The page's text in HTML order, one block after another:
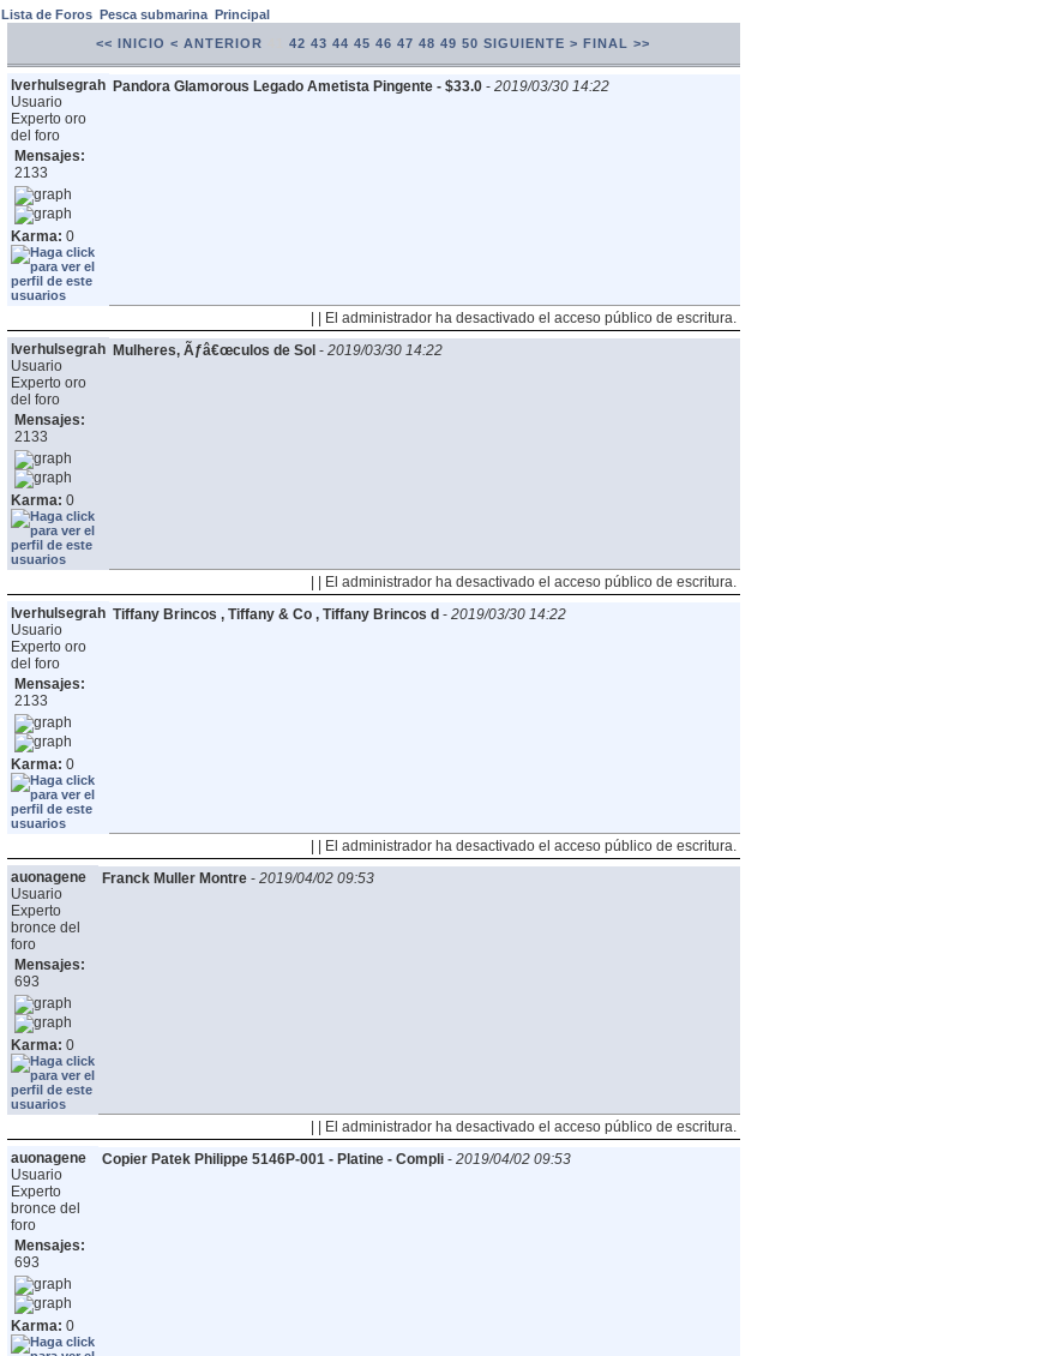
Lista de Foros Pesca submarina Principal
<< INICIO < ANTERIOR 42 43 44 45 46 47 48 49 50 SIGUIENTE > FINAL >>
lverhulsegrah
Usuario
Experto oro
del foro
Mensajes:
2133
Karma: 0
Pandora Glamorous Legado Ametista Pingente - $33.0- 2019/03/30 14:22
| | El administrador ha desactivado el acceso público de escritura.
lverhulsegrah
Usuario
Experto oro
del foro
Mensajes:
2133
Karma: 0
Mulheres, Ãƒâ€œculos de Sol - 2019/03/30 14:22
| | El administrador ha desactivado el acceso público de escritura.
lverhulsegrah
Usuario
Experto oro
del foro
Mensajes:
2133
Karma: 0
Tiffany Brincos , Tiffany & Co , Tiffany Brincos d - 2019/03/30 14:22
| | El administrador ha desactivado el acceso público de escritura.
auonagene
Usuario
Experto
bronce del
foro
Mensajes:
693
Karma: 0
Franck Muller Montre- 2019/04/02 09:53
| | El administrador ha desactivado el acceso público de escritura.
auonagene
Usuario
Experto
bronce del
foro
Mensajes:
693
Karma: 0
Copier Patek Philippe 5146P-001 - Platine - Compli- 2019/04/02 09:53